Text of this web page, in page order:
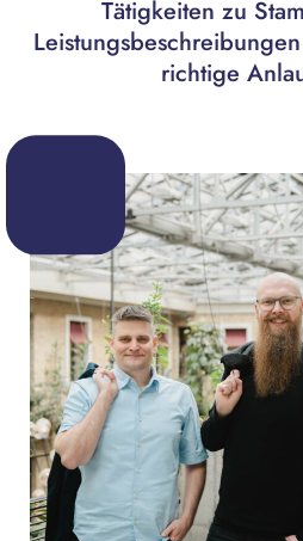
Tätigkeiten zu
richtige